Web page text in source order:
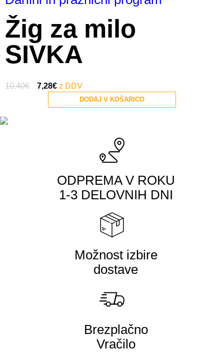
Žig za milo
SIVKA
10,40€ 7,28€
DODAJ V KOŠARICO
ODPREMA V ROKU
1-3 DELOVNIH DNI
Možnost izbire
dostave
Brezplačno
Vračilo